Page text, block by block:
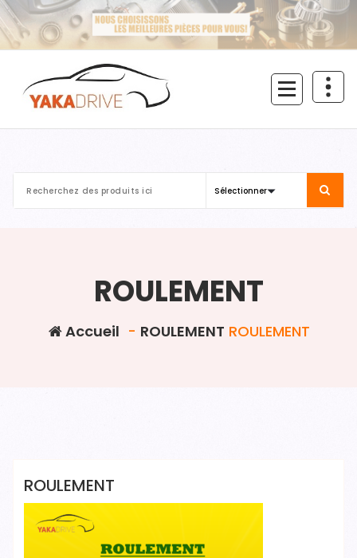
Aller
au
contenu
ROULEMENT
Accueil - ROULEMENT ROULEMENT
ROULEMENT